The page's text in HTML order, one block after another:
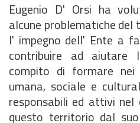
Eugenio D' Orsi ha
alcune problematiche
l' impegno dell' Ente a
contribuire ad aiutare
compito di formare nei
umana, sociale e
responsabili ed attivi
questo territorio dal